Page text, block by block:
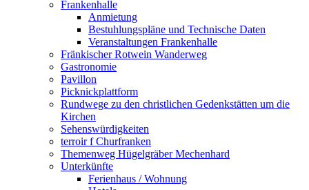
Frankenhalle
Anmietung
Bestuhlungspläne und Technische Daten
Veranstaltungen Frankenhalle
Fränkischer Rotwein Wanderweg
Gastronomie
Pavillon
Picknickplattform
Rundwege zu den christlichen Gedenkstätten um die
Kirchen
Sehenswürdigkeiten
terroir f Churfranken
Themenweg Hügelgräber Mechenhard
Unterkünfte
Ferienhaus / Wohnung